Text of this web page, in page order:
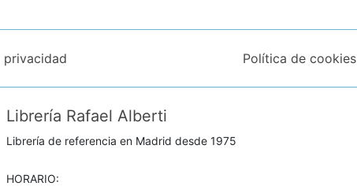
privacidad Política de cookies
Librería Rafael Alberti
Librería de referencia en Madrid desde 1975
HORARIO: